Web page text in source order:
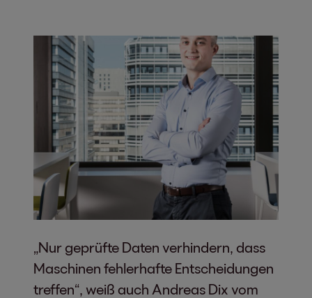
„Nur geprüfte Daten verhindern, dass
Maschinen fehlerhafte Entscheidungen
treffen“, weiß auch Andreas Dix vom